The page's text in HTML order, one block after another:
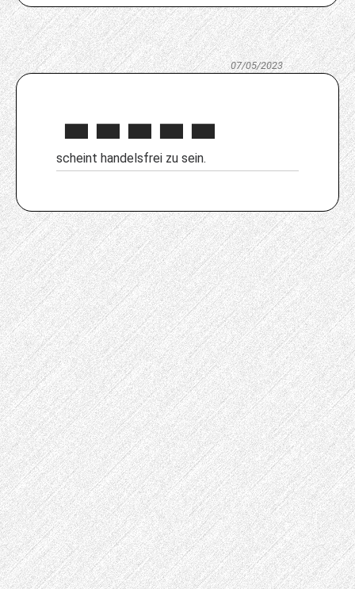
07/05/2023
scheint handelsfrei zu sein.